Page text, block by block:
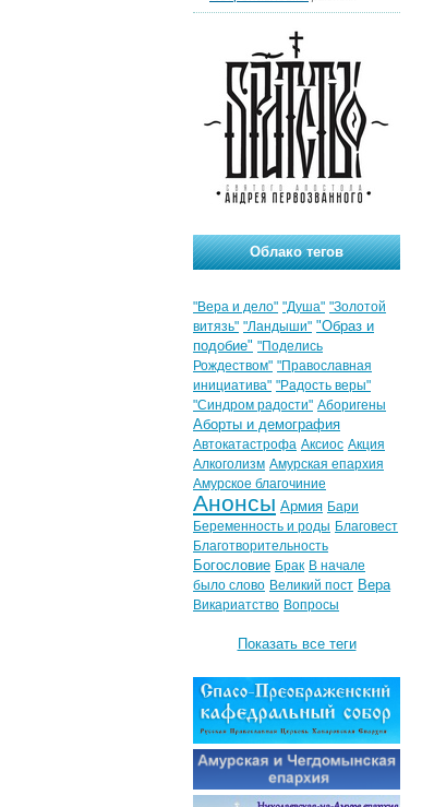
Облако тегов
"Вера и дело" "Душа" "Золотой
витязь" "Ландыши" "Образ и
подобие" "Поделись
Рождеством" "Православная
инициатива" "Радость веры"
"Синдром радости" Аборигены
Аборты и демография
Автокатастрофа Аксиос Акция
Алкоголизм Амурская епархия
Амурское благочиние
Анонсы Армия Бари
Беременность и роды Благовест
Благотворительность
Богословие Брак В начале
было слово Великий пост Вера
Викариатство Вопросы
Показать все теги